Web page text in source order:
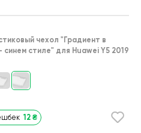
чехол "Градиент в
синем стиле" для Huawei Y5 2019
12 ₴